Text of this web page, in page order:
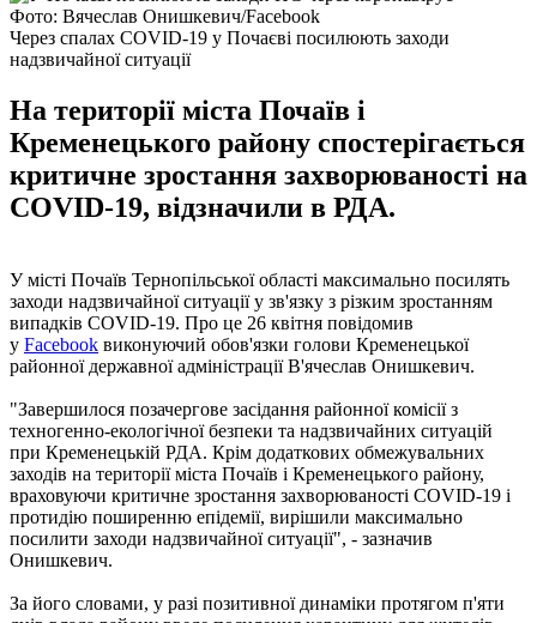
Фото: Вячеслав Онишкевич/Facebook
Через спалах COVID-19 у Почаєві посилюють заходи
надзвичайної ситуації
На території міста Почаїв і
Кременецького району спостерігається
критичне зростання захворюваності на
COVID-19, відзначили в РДА.
У місті Почаїв Тернопільської області максимально посилять
заходи надзвичайної ситуації у зв'язку з різким зростанням
випадків COVID-19. Про це 26 квітня повідомив
у Facebook виконуючий обов'язки голови Кременецької
районної державної адміністрації В'ячеслав Онишкевич.
"Завершилося позачергове засідання районної комісії з
техногенно-екологічної безпеки та надзвичайних ситуацій
при Кременецькій РДА. Крім додаткових обмежувальних
заходів на території міста Почаїв і Кременецького району,
враховуючи критичне зростання захворюваності COVID-19 і
протидію поширенню епідемії, вирішили максимально
посилити заходи надзвичайної ситуації", - зазначив
Онишкевич.
За його словами, у разі позитивної динаміки протягом п'яти